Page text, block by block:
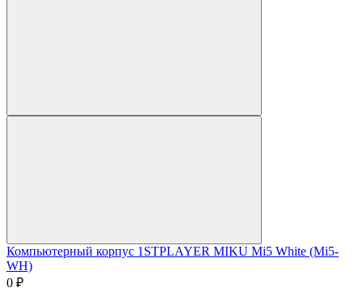
Компьютерный корпус 1STPLAYER MIKU Mi5 White (Mi5-
WH)
0 ₽